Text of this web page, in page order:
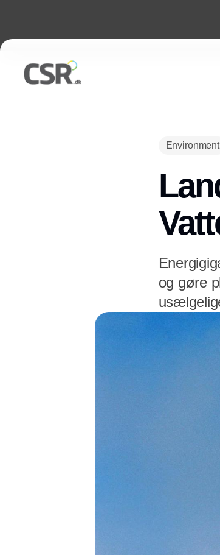
Environment
og gøre